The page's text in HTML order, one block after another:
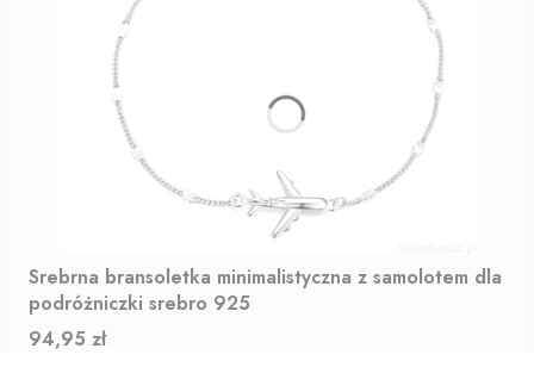
Srebrna bransoletka minimalistyczna z samolotem dla
podróżniczki srebro 925
Cena
94,95 zł